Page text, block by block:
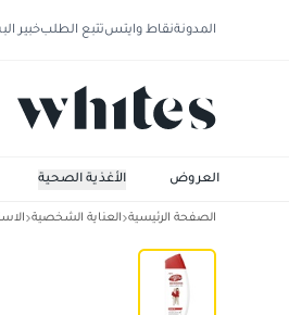
المدونةنقاط وايتستتبع الطلبخبير
الأغذية الصحية العروض
الصفحة الرئيسية العناية الشخصية